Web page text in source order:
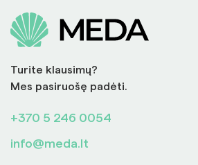
Turite klausimų?
Mes pasiruošę padėti.
+370 5 246 0054
info@meda.lt